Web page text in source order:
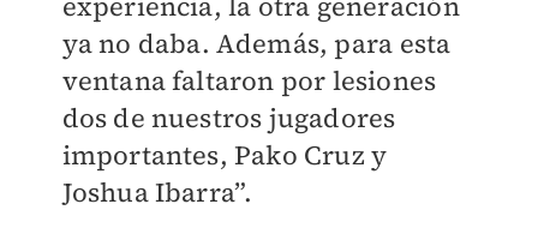
ya no daba. Además, para esta
ventana faltaron por lesiones
dos de nuestros jugadores
importantes, Pako Cruz y
Joshua Ibarra”.